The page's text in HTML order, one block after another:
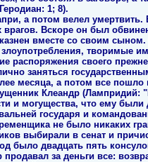
1; 8).
а потом велел умертвить.
Вскоре он был
вместе со своим
творимые
распоряжения своего
заняться
месяца, а потом все пошло
Клеандр (Лампридий:
и могущества, что ему
государя и
не было никаких
выбирали в сенат и
было двадцать пять
за деньги все: